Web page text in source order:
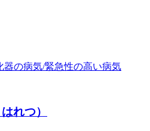
器の病気/緊急性の高い病気
れつ）